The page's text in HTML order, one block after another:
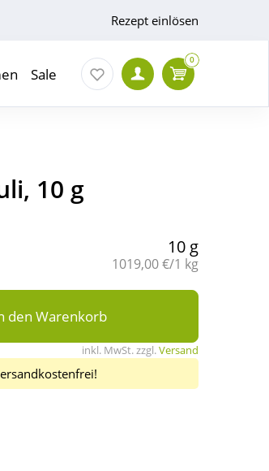
Rezept einlösen
Sale
0
10 g
10 g
Grundpreis:
1019,00 €/1 kg
den Warenkorb
inkl. MwSt. zzgl.Versand